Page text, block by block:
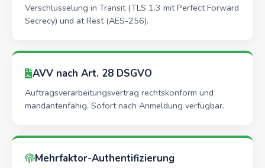
Verschlüsselung in Transit (TLS 1.3 mit Perfect Forward
Secrecy) und at Rest (AES-256).
AVV nach Art. 28 DSGVO
Auftragsverarbeitungsvertrag rechtskonform und
mandantenfähig. Sofort nach Anmeldung verfügbar.
Mehrfaktor-Authentifizierung